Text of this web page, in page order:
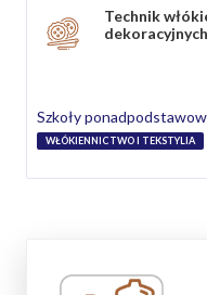
Technik
dekoracyjnych
Szkoły
WŁÓKIENNICTWO I TEKSTYLIA